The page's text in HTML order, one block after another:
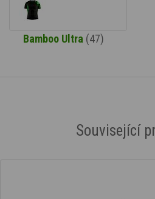
Bamboo Ultra (47)
Související